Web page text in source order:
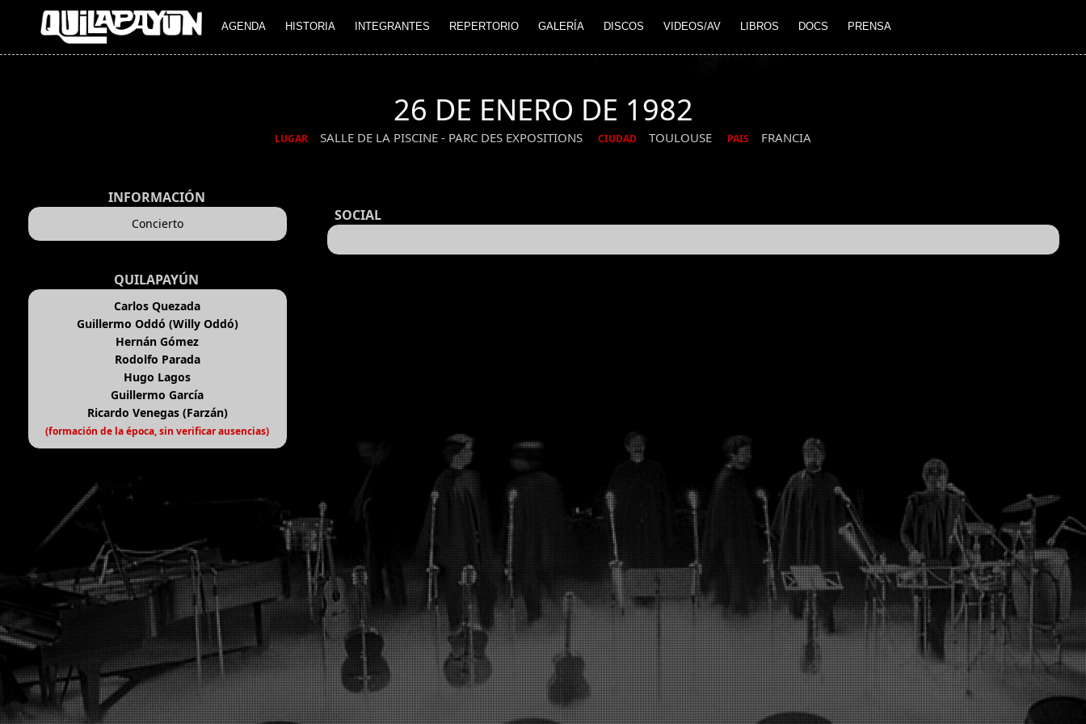
AGENDA HISTORIA INTEGRANTES REPERTORIO GALERÍA DISCOS VIDEOS/AV LIBROS DOCS PRENSA
26 DE ENERO DE 1982
LUGAR SALLE DE LA PISCINE - PARC DES EXPOSITIONS CIUDAD TOULOUSE PAIS FRANCIA
INFORMACIÓN
Concierto
QUILAPAYÚN
Carlos Quezada
Guillermo Oddó (Willy Oddó)
Hernán Gómez
Rodolfo Parada
Hugo Lagos
Guillermo García
Ricardo Venegas (Farzán)
(formación de la época, sin verificar ausencias)
SOCIAL